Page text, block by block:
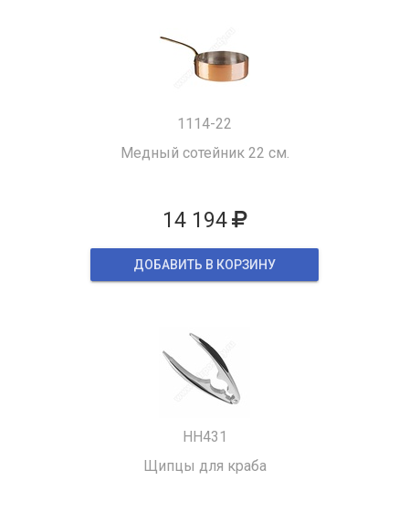
1114-22
Медный сотейник 22 см.
14 194
ДОБАВИТЬ В КОРЗИНУ
HH431
Щипцы для краба